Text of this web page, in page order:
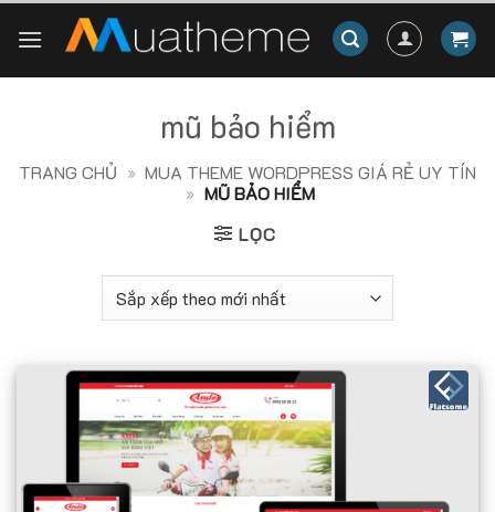
mũ bảo hiểm
TRANG CHỦ » MUA THEME WORDPRESS GIÁ RẺ UY TÍN
» MŨ BẢO HIỂM
LỌC